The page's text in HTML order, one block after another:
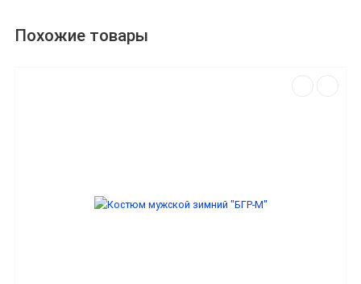
Похожие товары